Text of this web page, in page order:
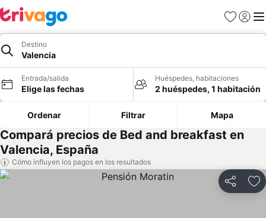
Favoritos
Iniciar
Destino
Valencia
Entrada/salida
Elige las fechas
Huéspedes, habitaciones
2 huéspedes, 1 habitación
Ordenar Filtrar Mapa
Compará precios de Bed and breakfast en
Valencia, España
Cómo influyen los pagos en los resultados
Compartir